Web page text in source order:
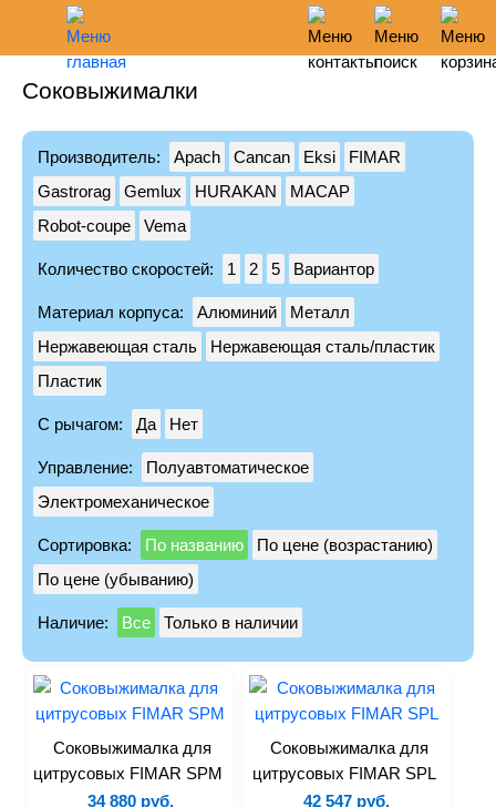
Режим работы
Москва: ул Кржижановского 2/21
+7 (495) 946-90-61
Санкт-Петербург: ул Карпатская 16
+7 (812) 240-17-29
Email:info@polarfrio.com
Заказать обратный звонок
Главное меню
О нас
Доставка и оплата
Сервис
Гарантия
Акции
Новости
Все бренды
Контакты
Холодильное
Холодильные шкафы
Моноблоки
Сплит-системы
Холодильные камеры
Холодильные столы
Бонеты
Витрины
Льдогенераторы
Шоковая заморозка
Соковыжималки
Производитель: Apach Cancan Eksi
FIMAR
Gastrorag
Gemlux HURAKAN
MACAP
Robot-coupe
Vema
Количество скоростей: 1 2 5 Вариантор
Материал корпуса: Алюминий
Металл
Нержавеющая сталь
Нержавеющая сталь/пластик
Пластик
С рычагом: Да Нет
Управление:
Полуавтоматическое
Электромеханическое
Сортировка: По названию
По цене (возрастанию)
По цене (убыванию)
Наличие: Все Только в наличии
Соковыжималка для
цитрусовых FIMAR SPM
34 880 руб.
Соковыжималка для
цитрусовых FIMAR SPL
42 547 руб.